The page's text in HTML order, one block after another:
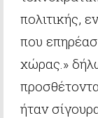
πολιτικής,
που
χώρας.»
ήταν